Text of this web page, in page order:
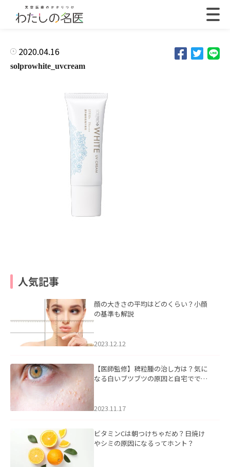
2020.04.16
solprowhite_uvcream
人気記事
顔の大きさの平均はどのくらい？小顔
の基準も解説
2023.12.12
【医師監修】稗粒腫の治し方は？気に
なる白いブツブツの原因と自宅ででき
2023.11.17
ビタミンCは朝つけちゃだめ？日焼け
やシミの原因になるってホント？